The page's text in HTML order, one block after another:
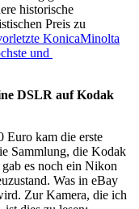
historische
Preis zu
KonicaMinolta
und
DSLR auf Kodak
Euro kam die erste
Sammlung, die Kodak
es noch ein Nikon
Was in eBay
Zur Kamera, die ich